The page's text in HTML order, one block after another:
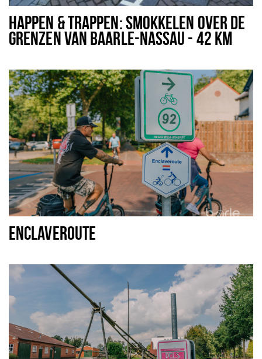
HAPPEN & TRAPPEN: SMOKKELEN OVER DE
GRENZEN VAN BAARLE-NASSAU - 42 KM
ENCLAVEROUTE